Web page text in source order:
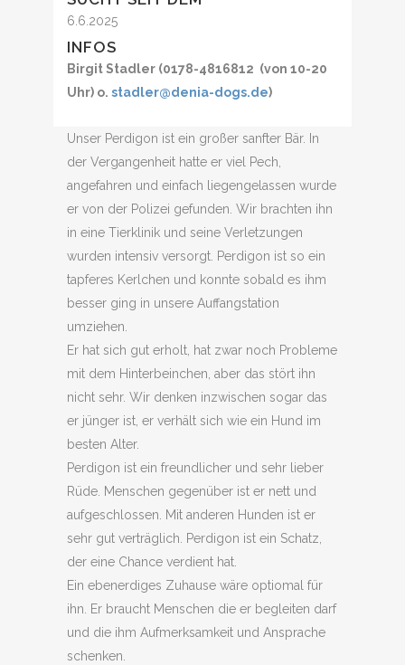
6.6.2025
INFOS
Birgit Stadler (0178-4816812 (von 10-20
Uhr) o. stadler@denia-dogs.de)
Unser Perdigon ist ein großer sanfter Bär. In
der Vergangenheit hatte er viel Pech,
angefahren und einfach liegengelassen wurde
er von der Polizei gefunden. Wir brachten ihn
in eine Tierklinik und seine Verletzungen
wurden intensiv versorgt. Perdigon ist so ein
tapferes Kerlchen und konnte sobald es ihm
besser ging in unsere Auffangstation
umziehen.
Er hat sich gut erholt, hat zwar noch Probleme
mit dem Hinterbeinchen, aber das stört ihn
nicht sehr. Wir denken inzwischen sogar das
er jünger ist, er verhält sich wie ein Hund im
besten Alter.
Perdigon ist ein freundlicher und sehr lieber
Rüde. Menschen gegenüber ist er nett und
aufgeschlossen. Mit anderen Hunden ist er
sehr gut verträglich. Perdigon ist ein Schatz,
der eine Chance verdient hat.
Ein ebenerdiges Zuhause wäre optiomal für
ihn. Er braucht Menschen die er begleiten darf
und die ihm Aufmerksamkeit und Ansprache
schenken.